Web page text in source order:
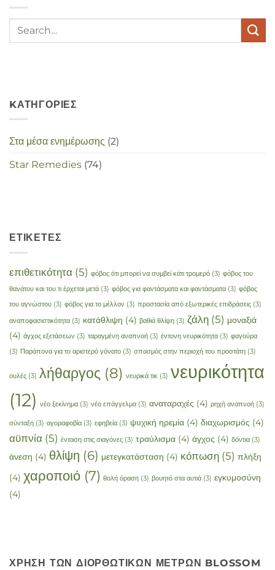
in
KΑΤΗΓΟΡΊΕΣ
Στα μέσα ενημέρωσης (2)
Star Remedies (74)
ΕΤΙΚΈΤΕΣ
επιθετικότητα (5) φόβος ότι μπορεί να συμβεί κάτι τρομερό (3) φόβος του
θανάτου και του τι έρχεται μετά (3) φόβος για φαντάσματα και φαντάσματα (3) φόβος
του αγνώστου (3) φόβος για το μέλλον (3) προστασία από εξωτερικές επιδράσεις (3)
αναποφασιστικότητα (3) κατάθλιψη (4) βαθιά θλίψη (3) ζάλη (5) μοναξιά
(4) άγχος εξετάσεων (3) ταραγμένη αναπνοή (3) έντονη νευρικότητα (3) φαγούρα
(3) Παράπονα για το αριστερό γόνατο (3) σπασμός στην περιοχή του προστάτη (3)
ουλές (3) λήθαργος (8) νευρικά τικ (3) νευρικότητα
(12) νέο ξεκίνημα (3) νέο επάγγελμα (3) αναταραχές (4) ρηχή αναπνοή (3)
σύνταξη (3) αγοραφοβία (3) εφηβεία (3) ψυχική ηρεμία (4) διαχωρισμός (4)
αϋπνία (5) ένταση στις σιαγόνες (3) τραύλισμα (4) άγχος (4) δόντια (3)
άνεση (4) θλίψη (6) μετεγκατάσταση (4) κόπωση (5) πλήξη
(4) χαροποιό (7) θολή όραση (3) βουητό στα αυτιά (3) εγκυμοσύνη
(4)
ΧΡΉΣΗ ΤΩΝ ΔΙΟΡΘΩΤΙΚΏΝ ΜΈΤΡΩΝ BLOSSOM